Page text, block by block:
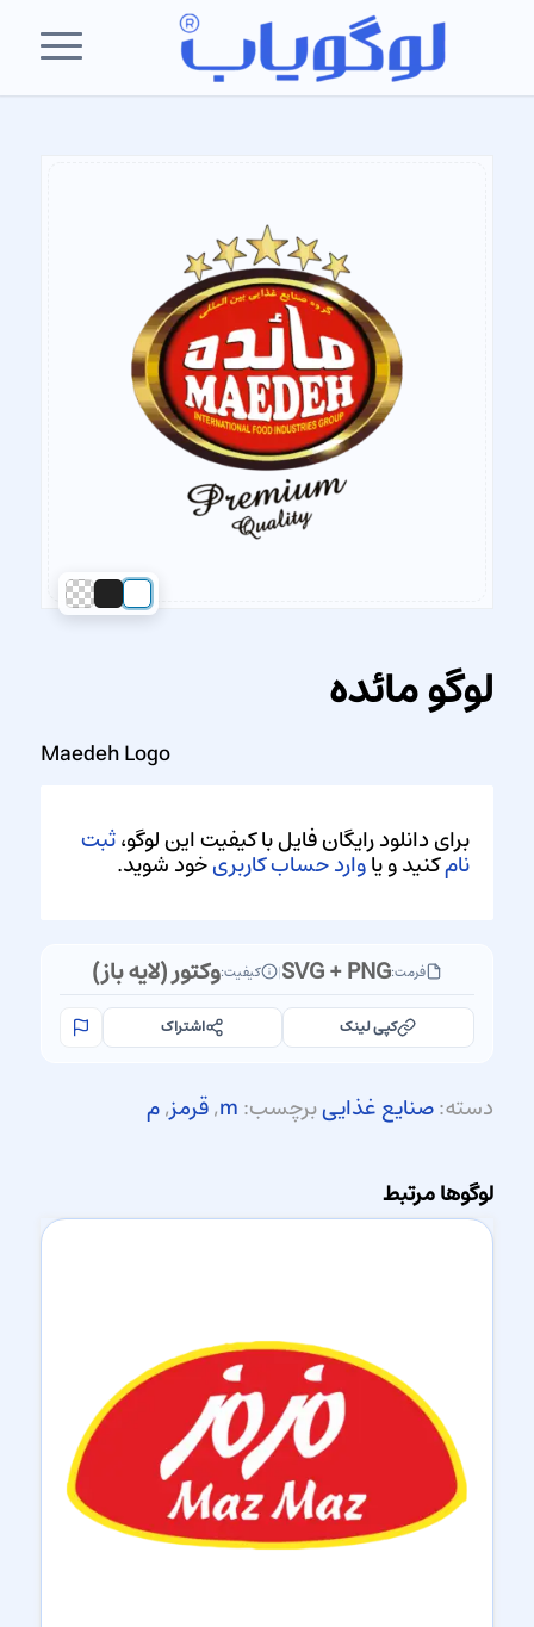
لوگو مائده
Maedeh Logo
برای دانلود رایگان فایل با کیفیت این لوگو،ثبت
نامکنید و یاوارد حساب کاربریخود شوید.
فرمت:SVG + PNG
| کیفیت:وکتور (لایه باز)
کپی لینک اشتراک
دسته:صنایع غذاییبرچسب:m
,قرمز,م
لوگوها مرتبط